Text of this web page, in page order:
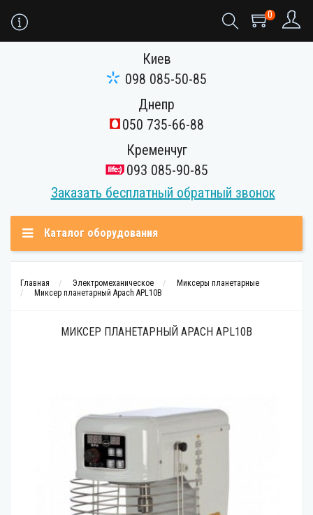
0
Киев
098 085-50-85
Днепр
050 735-66-88
Кременчуг
093 085-90-85
Заказать бесплатный обратный звонок
Каталог оборудования
Главная Электромеханическое
Миксеры планетарные
Миксер планетарный Apach APL10B
МИКСЕР ПЛАНЕТАРНЫЙ APACH APL10B